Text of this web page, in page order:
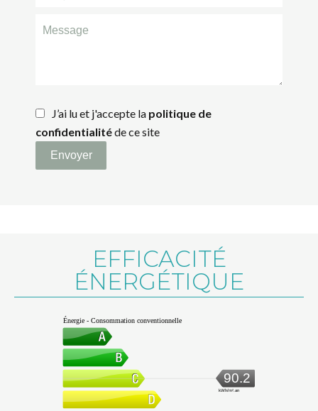
J’ai lu et j'accepte la politique de
confidentialitéde ce site
Envoyer
EFFICACITÉ
ÉNERGÉTIQUE
Énergie - Consommation conventionnelle
90.2
kWh/m².an